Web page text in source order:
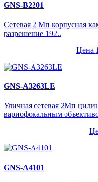
GNS-B2201
Сетевая 2 Мп корпусная
разрешение 192..
Цена
GNS-A3263LE
Уличная сетевая 2Мп
вариофокальным
GNS-A4101